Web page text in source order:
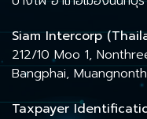
Siam Intercorp
212/10 Moo 1,
Bangphai,
Taxpayer